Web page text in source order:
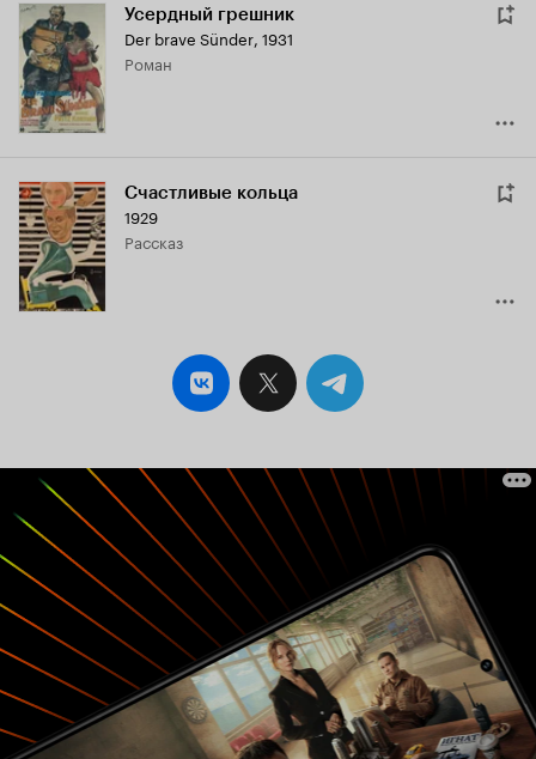
Усердный грешник
Der brave Sünder, 1931
роман
Счастливые кольца
1929
рассказ